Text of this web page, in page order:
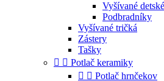
Vyšívané
Podbradníky
Vyšívané tričká
Zástery
Tašky
  Potlač keramiky
  Potlač hrnčekov